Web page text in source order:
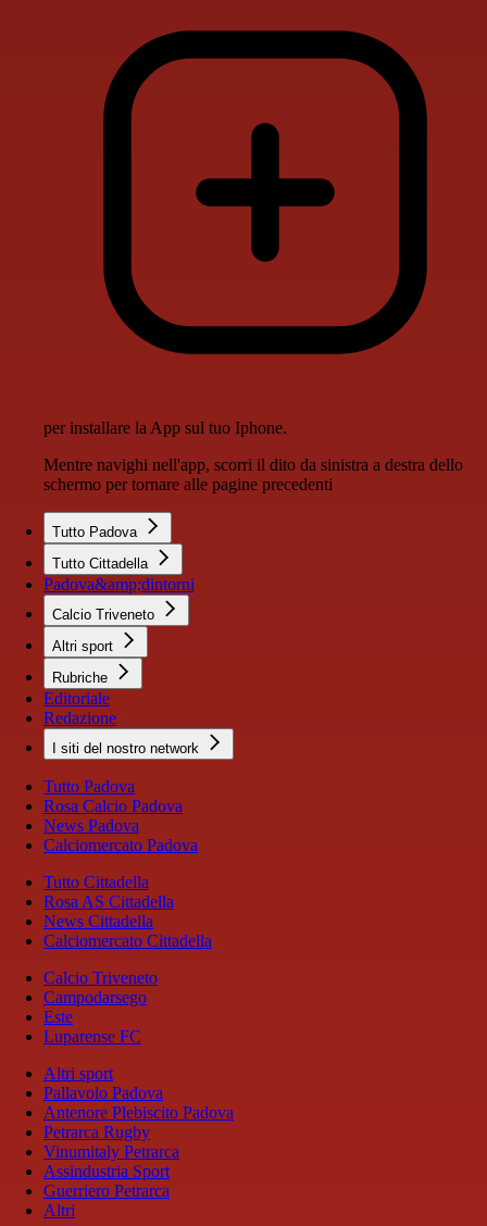
per installare la App sul tuo Iphone.
Mentre navighi nell'app, scorri il dito da sinistra a destra dello
schermo per tornare alle pagine precedenti
Tutto Padova
Tutto Cittadella
Padova&amp;dintorni
Calcio Triveneto
Altri sport
Rubriche
Editoriale
Redazione
I siti del nostro network
Tutto Padova
Rosa Calcio Padova
News Padova
Calciomercato Padova
Tutto Cittadella
Rosa AS Cittadella
News Cittadella
Calciomercato Cittadella
Calcio Triveneto
Campodarsego
Este
Luparense FC
Altri sport
Pallavolo Padova
Antenore Plebiscito Padova
Petrarca Rugby
Vinumitaly Petrarca
Assindustria Sport
Guerriero Petrarca
Altri